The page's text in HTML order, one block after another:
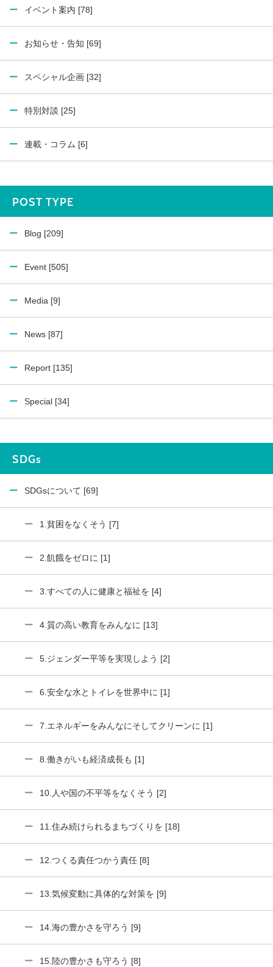
イベント案内 [78]
お知らせ・告知 [69]
スペシャル企画 [32]
特別対談 [25]
連載・コラム [6]
POST TYPE
Blog [209]
Event [505]
Media [9]
News [87]
Report [135]
Special [34]
SDGs
SDGsについて [69]
1.貧困をなくそう [7]
2.飢餓をゼロに [1]
3.すべての人に健康と福祉を [4]
4.質の高い教育をみんなに [13]
5.ジェンダー平等を実現しよう [2]
6.安全な水とトイレを世界中に [1]
7.エネルギーをみんなにそしてクリーンに [1]
8.働きがいも経済成長も [1]
10.人や国の不平等をなくそう [2]
11.住み続けられるまちづくりを [18]
12.つくる責任つかう責任 [8]
13.気候変動に具体的な対策を [9]
14.海の豊かさを守ろう [9]
15.陸の豊かさも守ろう [8]